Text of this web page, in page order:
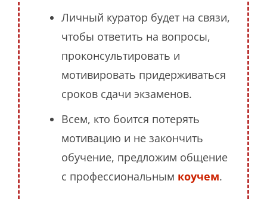
Личный куратор будет на связи,
чтобы ответить на вопросы,
проконсультировать и
мотивировать придерживаться
сроков сдачи экзаменов.
Всем, кто боится потерять
мотивацию и не закончить
обучение, предложим общение
с профессиональным коучем.